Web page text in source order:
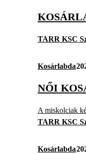
TARR KSC
Kosárlabda
NŐI
A miskolciak
TARR KSC
Kosárlabda